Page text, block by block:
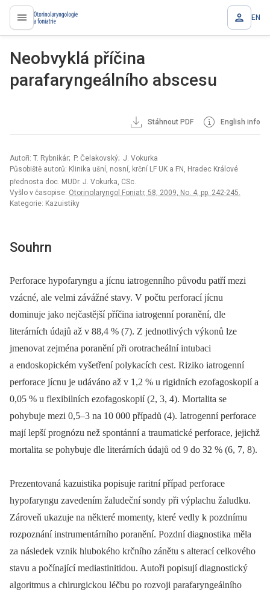
proLékaře.cz EN
Neobvyklá příčina
parafaryngeálního abscesu
Stáhnout PDF English info
Autoři: T. Rybnikár; P. Čelakovský; J. Vokurka
Působiště autorů: Klinika ušní, nosní, krční LF UK a FN, Hradec Králové
přednosta doc. MUDr. J. Vokurka, CSc.
Vyšlo v časopise: Otorinolaryngol Foniatr, 58, 2009, No. 4, pp. 242-245.
Kategorie: Kazuistiky
Souhrn
Perforace hypofaryngu a jícnu iatrogenního původu patří mezi
vzácné, ale velmi závážné stavy. V počtu perforací jícnu
dominuje jako nejčastější příčina iatrogenní poranění, dle
literárních údajů až v 88,4 % (7). Z jednotlivých výkonů lze
jmenovat zejména poranění při orotracheální intubaci
a endoskopickém vyšetření polykacích cest. Riziko iatrogenní
perforace jícnu je udáváno až v 1,2 % u rigidních ezofagoskopií a
0,05 % u flexibilních ezofagoskopií (2, 3, 4). Mortalita se
pohybuje mezi 0,5–3 na 10 000 případů (4). Iatrogenní perforace
mají lepší prognózu než spontánní a traumatické perforace, jejichž
mortalita se pohybuje dle literárních údajů od 9 do 32 % (6, 7, 8).
Prezentovaná kazuistika popisuje raritní případ perforace
hypofaryngu zavedením žaludeční sondy při výplachu žaludku.
Zároveň ukazuje na některé momenty, které vedly k pozdnímu
rozpoznání instrumentárního poranění. Pozdní diagnostika měla
za následek vznik hlubokého krčního zánětu s alterací celkového
stavu a počínající mediastinitidou. Autoři popisují diagnostický
algoritmus a chirurgickou léčbu po rozvoji parafaryngeálního